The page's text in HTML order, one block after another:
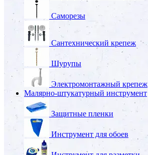
Саморезы
Сантехнический крепеж
Шурупы
Электромонтажный крепеж
Малярно-штукатурный инструмент
Защитные пленки
Инструмент для обоев